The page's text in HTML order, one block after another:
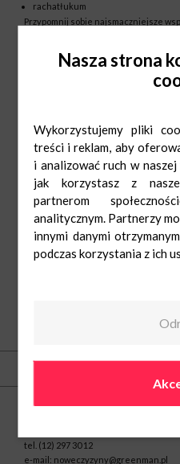
rachatłukum
Przypomnij sobie najsmaczniejsze
tel. (12) 297 30 12
e-mail: noweczyzyny@greenman.pl
Nasza strona
Wykorzystujemy pliki
treści i reklam, aby
i analizować ruch w
jak korzystasz z
partnerom
analitycznym. Partnerzy
innymi danymi
podczas korzystania z ich